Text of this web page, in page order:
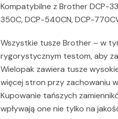
Kompatybilne z Brother DCP-
350C, DCP-540CN, DCP-
Wszystkie tusze Brother – w
rygorystycznym testom, aby
Wielopak zawiera tusze
więcej stron przy zachowaniu
Kupowanie tańszych
wpływają one nie tylko na